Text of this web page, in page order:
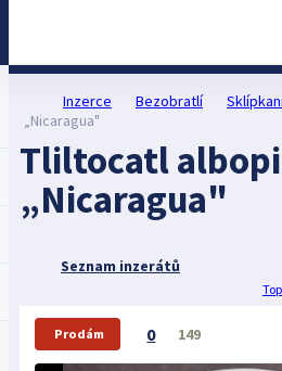
Inzerce Bezobratlí Sklípkani
„Nicaragua"
Tliltocatl
„Nicaragua"
Seznam inzerátů
Prodám 0 149